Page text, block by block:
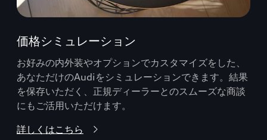
価格シミュレーション
お好みの内外装やオプションでカスタマイズをした、
あなただけのAudiをシミュレーションできます。結果
を保存いただく、正規ディーラーとのスムーズな商談
にもご活用いただけます。
詳しくはこちら